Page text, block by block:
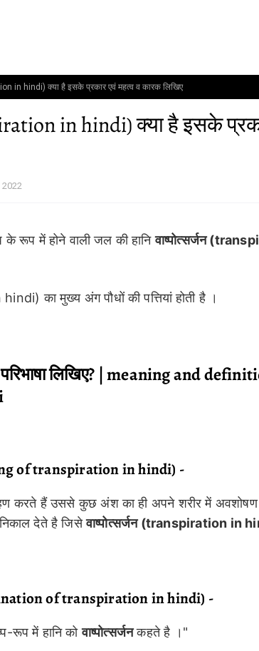
in hindi) क्या है इसके प्रकार एवं महत्व व कारक लिखिए
in hindi) क्या है इसके
2022
के रूप में होने वाली जल की हानिवाष्पोत्सर्जन
का मुख्य अंग पौधों की पत्तियां होती है ।
परिभाषा लिखिए? | meaning and
of transpiration in hindi) -
करते हैं उससे कुछ अंश का ही अपने शरीर में
निकाल देते है जिसेवाष्पोत्सर्जन (transpiration in
of transpiration in hindi) -
रूप में हानि कोवाष्पोत्सर्जनकहते है ।"